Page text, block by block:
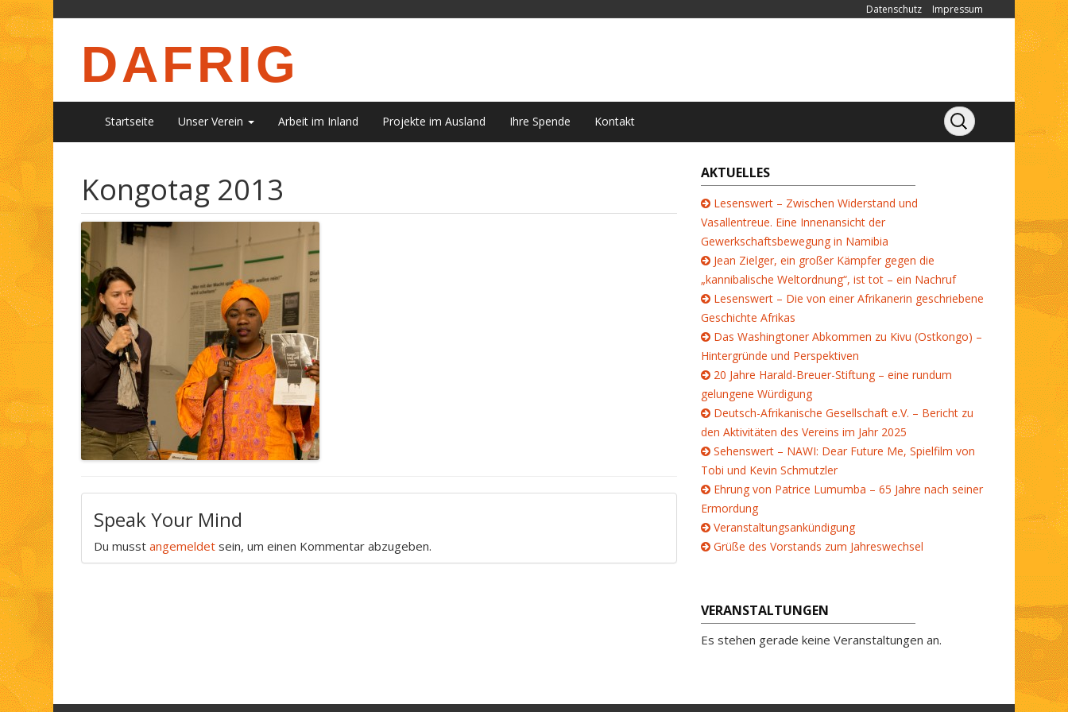
Datenschutz Impressum
DAFRIG
Startseite Unser Verein Arbeit im Inland Projekte im Ausland Ihre Spende Kontakt
Kongotag 2013
Speak Your Mind
Du musst angemeldet sein, um einen Kommentar abzugeben.
AKTUELLES
Lesenswert – Zwischen Widerstand und
Vasallentreue. Eine Innenansicht der
Gewerkschaftsbewegung in Namibia
Jean Zielger, ein großer Kämpfer gegen die
„kannibalische Weltordnung“, ist tot – ein Nachruf
Lesenswert – Die von einer Afrikanerin geschriebene
Geschichte Afrikas
Das Washingtoner Abkommen zu Kivu (Ostkongo) –
Hintergründe und Perspektiven
20 Jahre Harald-Breuer-Stiftung – eine rundum
gelungene Würdigung
Deutsch-Afrikanische Gesellschaft e.V. – Bericht zu
den Aktivitäten des Vereins im Jahr 2025
Sehenswert – NAWI: Dear Future Me, Spielfilm von
Tobi und Kevin Schmutzler
Ehrung von Patrice Lumumba – 65 Jahre nach seiner
Ermordung
Veranstaltungsankündigung
Grüße des Vorstands zum Jahreswechsel
VERANSTALTUNGEN
Es stehen gerade keine Veranstaltungen an.